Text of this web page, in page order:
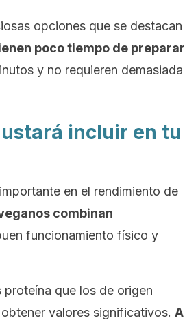
opciones que se destacan
poco tiempo de preparar
y no requieren demasiada
incluir en tu
en el rendimiento de
combinan
funcionamiento físico y
que los de origen
valores significativos. A